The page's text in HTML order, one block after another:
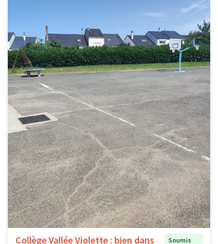
Collège Vallée Violette : bien dans
Soumis